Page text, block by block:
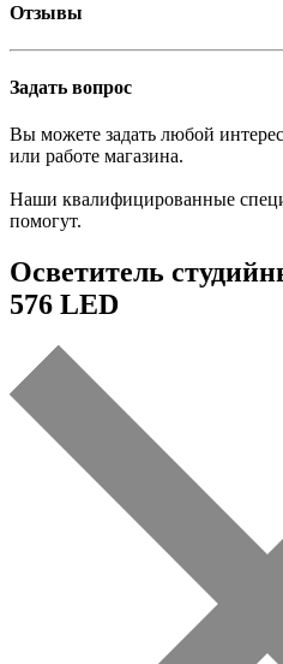
Отзывы
Задать вопрос
Вы можете задать любой
или работе магазина.
Наши квалифицированные
помогут.
Осветитель
576 LED